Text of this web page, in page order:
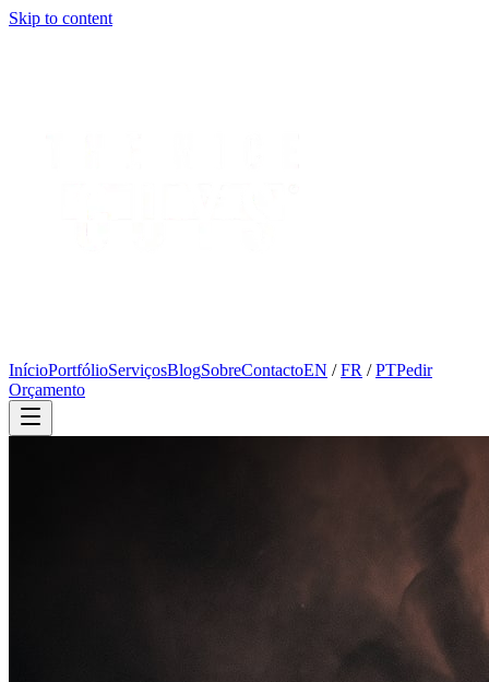
Skip to content
InícioPortfólioServiçosBlogSobreContactoEN /FR /PTPedir
Orçamento